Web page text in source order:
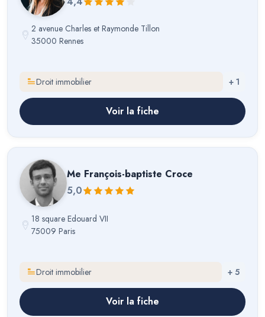
2 avenue Charles et Raymonde Tillon
35000 Rennes
Droit immobilier + 1
Voir la fiche
Me François-baptiste Croce
5,0
18 square Edouard VII
75009 Paris
Droit immobilier + 5
Voir la fiche